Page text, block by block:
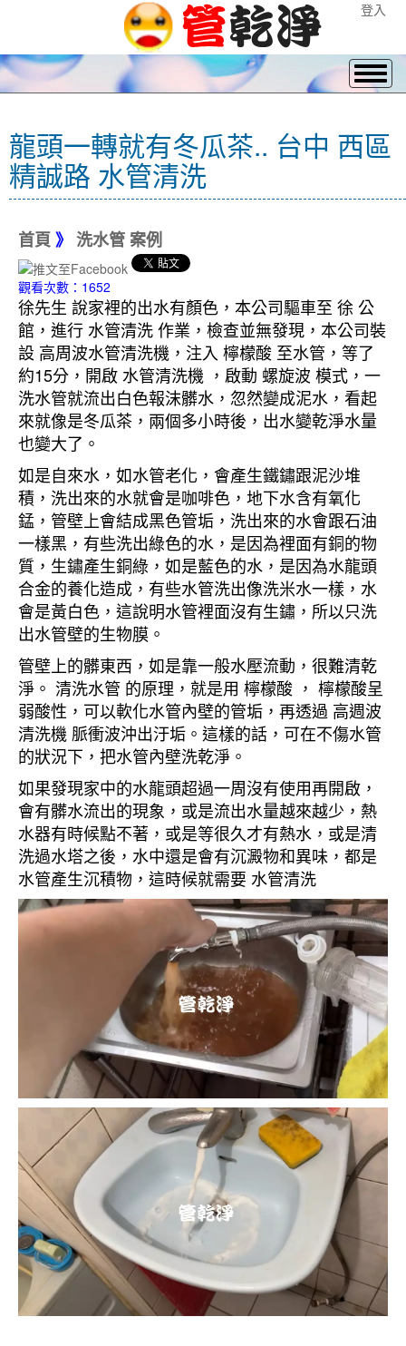
登入
龍頭一轉就有冬瓜茶.. 台中 西區
精誠路 水管清洗
首頁 》 洗水管 案例
觀看次數：1652
徐先生 說家裡的出水有顏色，本公司驅車至 徐 公
館，進行 水管清洗 作業，檢查並無發現，本公司裝
設 高周波水管清洗機，注入 檸檬酸 至水管，等了
約15分，開啟 水管清洗機 ，啟動 螺旋波 模式，一
洗水管就流出白色報沫髒水，忽然變成泥水，看起
來就像是冬瓜茶，兩個多小時後，出水變乾淨水量
也變大了。
如是自來水，如水管老化，會產生鐵鏽跟泥沙堆
積，洗出來的水就會是咖啡色，地下水含有氧化
錳，管壁上會結成黑色管垢，洗出來的水會跟石油
一樣黑，有些洗出綠色的水，是因為裡面有銅的物
質，生鏽產生銅綠，如是藍色的水，是因為水龍頭
合金的養化造成，有些水管洗出像洗米水一樣，水
會是黃白色，這說明水管裡面沒有生鏽，所以只洗
出水管壁的生物膜。
管壁上的髒東西，如是靠一般水壓流動，很難清乾
淨。 清洗水管 的原理，就是用 檸檬酸 ， 檸檬酸呈
弱酸性，可以軟化水管內壁的管垢，再透過 高週波
清洗機 脈衝波沖出汙垢。這樣的話，可在不傷水管
的狀況下，把水管內壁洗乾淨。
如果發現家中的水龍頭超過一周沒有使用再開啟，
會有髒水流出的現象，或是流出水量越來越少，熱
水器有時候點不著，或是等很久才有熱水，或是清
洗過水塔之後，水中還是會有沉澱物和異味，都是
水管產生沉積物，這時候就需要 水管清洗